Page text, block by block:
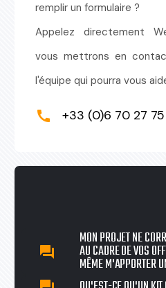
remplir un formulaire ?
Appelez directement
vous mettrons en
l'équipe qui pourra vous
call +33 (0)6 70 27
question_answer
MON PROJET NE
AU CADRE DE VOS
MÊME M'APPORTER